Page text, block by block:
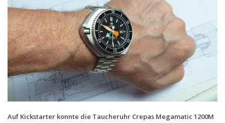
o2
Smartphonetarife
Prepaid-Tarife
Datentarife
Flatrate-Prepaidtarife
Mobilfunk-Vergleichsrechner
Mobilfunk-Tarifrechner
Auf Kickstarter konnte die Taucheruhr Crepas Megamatic 1200M